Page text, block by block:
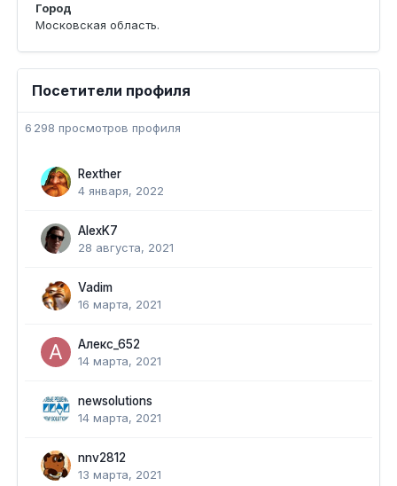
Город
Московская область.
Посетители профиля
6 298 просмотров профиля
Rexther
4 января, 2022
AlexK7
28 августа, 2021
Vadim
16 марта, 2021
Алекс_652
14 марта, 2021
newsolutions
14 марта, 2021
nnv2812
13 марта, 2021